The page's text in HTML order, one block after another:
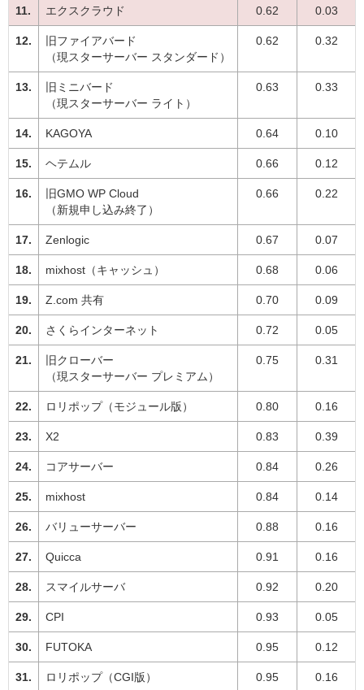
エクスクラウド 0.62 0.03
旧ファイアバード
（現スターサーバー スタンダード）
0.62 0.32
旧ミニバード
（現スターサーバー ライト）
0.63 0.33
KAGOYA 0.64 0.10
ヘテムル 0.66 0.12
旧GMO WP Cloud
（新規申し込み終了）
0.66 0.22
Zenlogic 0.67 0.07
mixhost（キャッシュ） 0.68 0.06
Z.com 共有 0.70 0.09
さくらインターネット 0.72 0.05
旧クローバー
（現スターサーバー プレミアム）
0.75 0.31
ロリポップ（モジュール版） 0.80 0.16
X2 0.83 0.39
コアサーバー 0.84 0.26
mixhost 0.84 0.14
バリューサーバー 0.88 0.16
Quicca 0.91 0.16
スマイルサーバ 0.92 0.20
CPI 0.93 0.05
FUTOKA 0.95 0.12
ロリポップ（CGI版） 0.95 0.16